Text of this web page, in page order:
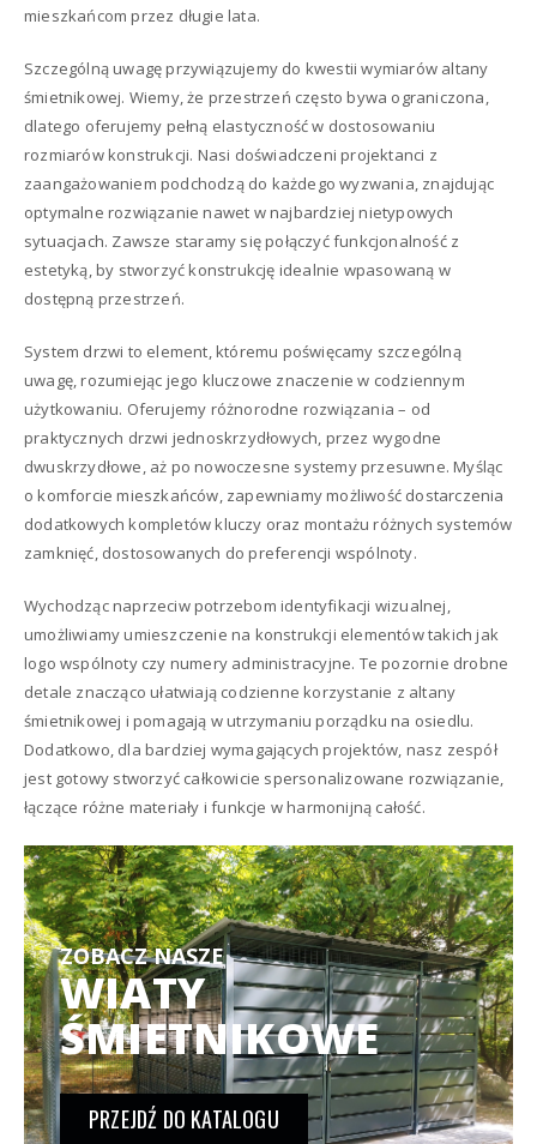
mieszkańcom przez długie lata.
Szczególną uwagę przywiązujemy do kwestii wymiarów altany
śmietnikowej. Wiemy, że przestrzeń często bywa ograniczona,
dlatego oferujemy pełną elastyczność w dostosowaniu
rozmiarów konstrukcji. Nasi doświadczeni projektanci z
zaangażowaniem podchodzą do każdego wyzwania, znajdując
optymalne rozwiązanie nawet w najbardziej nietypowych
sytuacjach. Zawsze staramy się połączyć funkcjonalność z
estetyką, by stworzyć konstrukcję idealnie wpasowaną w
dostępną przestrzeń.
System drzwi to element, któremu poświęcamy szczególną
uwagę, rozumiejąc jego kluczowe znaczenie w codziennym
użytkowaniu. Oferujemy różnorodne rozwiązania – od
praktycznych drzwi jednoskrzydłowych, przez wygodne
dwuskrzydłowe, aż po nowoczesne systemy przesuwne. Myśląc
o komforcie mieszkańców, zapewniamy możliwość dostarczenia
dodatkowych kompletów kluczy oraz montażu różnych systemów
zamknięć, dostosowanych do preferencji wspólnoty.
Wychodząc naprzeciw potrzebom identyfikacji wizualnej,
umożliwiamy umieszczenie na konstrukcji elementów takich jak
logo wspólnoty czy numery administracyjne. Te pozornie drobne
detale znacząco ułatwiają codzienne korzystanie z altany
śmietnikowej i pomagają w utrzymaniu porządku na osiedlu.
Dodatkowo, dla bardziej wymagających projektów, nasz zespół
jest gotowy stworzyć całkowicie spersonalizowane rozwiązanie,
łączące różne materiały i funkcje w harmonijną całość.
ZOBACZ NASZE
WIATY
ŚMIETNIKOWE
PRZEJDŹ DO KATALOGU